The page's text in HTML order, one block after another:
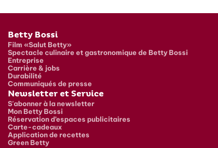
Pied de page
Betty Bossi
Film «Salut Betty»
Spectacle culinaire et gastronomique de Betty Bossi
Entreprise
Carrière & jobs
Durabilité
Communiqués de presse
Newsletter et Service
S'abonner à la newsletter
Mon Betty Bossi
Réservation d’espaces publicitaires
Carte-cadeaux
Application de recettes
Green Betty